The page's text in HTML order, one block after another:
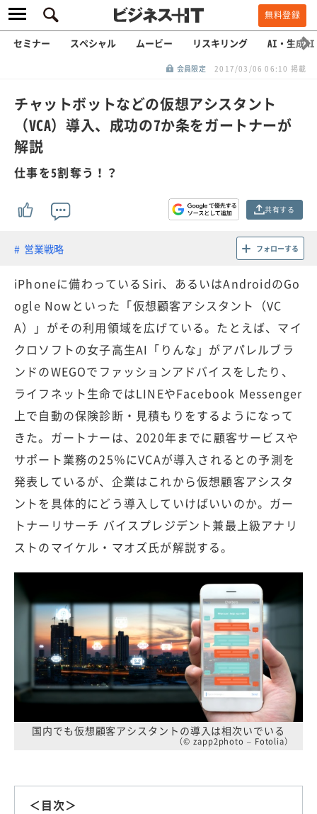
無料登録
セミナー スペシャル ムービー リスキリング AI・生成AI
会員限定 2017/03/06 06:10 掲載
チャットボットなどの仮想アシスタント
（VCA）導入、成功の7か条をガートナーが
解説
仕事を5割奪う！？
共有する
営業戦略 フォローする
iPhoneに備わっているSiri、あるいはAndroidのGo
ogle Nowといった「仮想顧客アシスタント（VC
A）」がその利用領域を広げている。たとえば、マイ
クロソフトの女子高生AI「りんな」がアパレルブラ
ンドのWEGOでファッションアドバイスをしたり、
ライフネット生命ではLINEやFacebook Messenger
上で自動の保険診断・見積もりをするようになって
きた。ガートナーは、2020年までに顧客サービスや
サポート業務の25％にVCAが導入されるとの予測を
発表しているが、企業はこれから仮想顧客アシスタ
ントを具体的にどう導入していけばいいのか。ガー
トナーリサーチ バイスプレジデント兼最上級アナリ
ストのマイケル・マオズ氏が解説する。
国内でも仮想顧客アシスタントの導入は相次いでいる
（© zapp2photo – Fotolia）
＜目次＞